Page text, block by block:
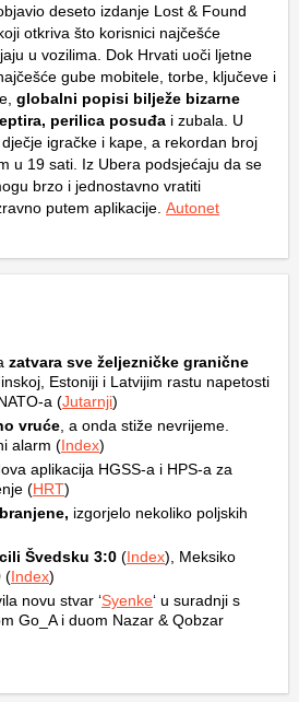
deseto izdanje Lost & Found
koji otkriva što korisnici najčešće
u vozilima. Dok Hrvati uoči ljetne
gube mobitele, torbe, ključeve i
globalni popisi bilježe bizarne
perilica posuđa i zubala. U
igračke i kape, a rekordan broj
u 19 sati. Iz Ubera podsjećaju da se
brzo i jednostavno vratiti
putem aplikacije. Autonet
zatvara sve željezničke granične
Estoniji i Latvijim rastu napetosti
a (Jutarnji)
vruće , a onda stiže nevrijeme.
alarm (Index)
aplikacija HGSS-a i HPS-a za
(HRT)
izgorjelo nekoliko poljskih
Švedsku 3:0 (Index), Meksiko
(Index)
novu stvar ‘Syenke‘ u suradnji s
Go_A i duom Nazar & Qobzar